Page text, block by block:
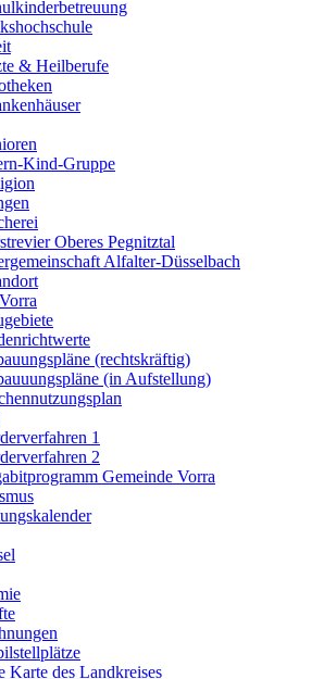
& Heilberufe
Kind-Gruppe
Oberes Pegnitztal
Alfalter-Düsselbach
(rechtskräftig)
(in Aufstellung)
1
2
Gemeinde Vorra
Karte des Landkreises